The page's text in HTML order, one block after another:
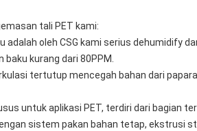
tali PET kami:
adalah oleh CSG kami serius dehumidify
baku kurang dari 80PPM.
tertutup mencegah bahan dari
untuk aplikasi PET, terdiri dari bagian
sistem pakan bahan tetap, ekstrusi